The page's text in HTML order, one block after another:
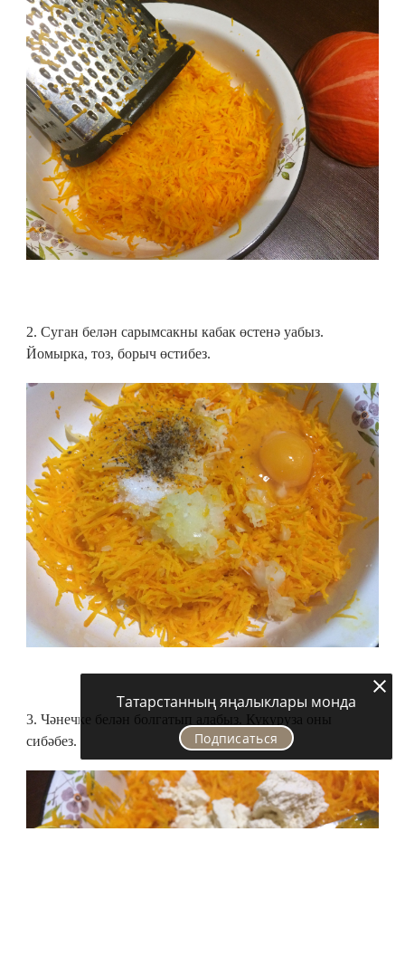
2. Суган белән сарымсакны кабак өстенә уабыз.
Йомырка, тоз, борыч өстибез.
3. Чәнечке белән болгатып алабыз. Кукуруза оны
сибәбез.
Татарстанның яңалыклары монда
Подписаться